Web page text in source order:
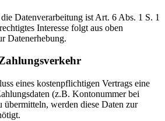
Datenverarbeitung ist Art. 6 Abs. 1 S. 1
Interesse folgt aus oben
Datenerhebung.
eines kostenpflichtigen Vertrags eine
(z.B. Kontonummer bei
übermitteln, werden diese Daten zur